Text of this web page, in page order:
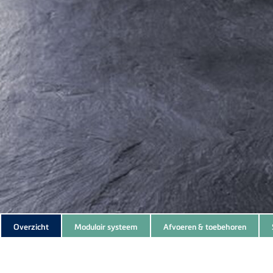
Subnavigation
of
Overzicht Modulair systeem Afvoeren & toebehoren